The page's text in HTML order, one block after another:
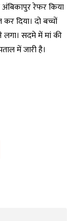
रेफर किया
दिया। दो बच्चों
सदमे में मां की
में जारी है।